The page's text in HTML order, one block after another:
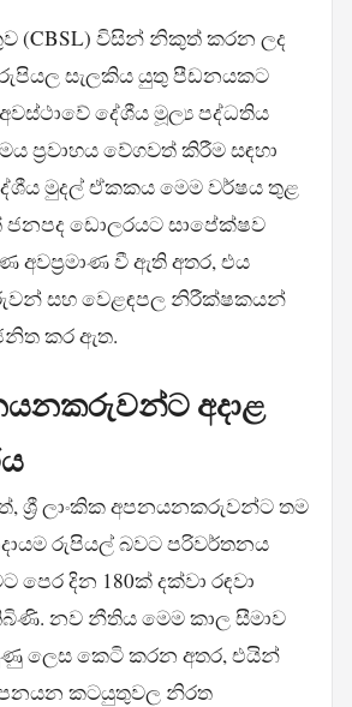
(CBSL) විසින් නිකුත් කරන ලද
සැලකිය යුතු පීඩනයකට
දේශීය මූල්‍ය පද්ධතිය
ප්‍රවාහය වේගවත් කිරීම සඳහා
මුදල් ඒකකය මෙම වර්ෂය තුළ
ජනපද ඩොලරයට සාපේක්ෂව
අවප්‍රමාණ වී ඇති අතර, එය
සහ වෙළඳපල නිරීක්ෂකයන්
කර ඇත.
අදාළ
ශ්‍රී ලාංකික අපනයනකරුවන්ට තම
රුපියල් බවට පරිවර්තනය
පෙර දින 180ක් දක්වා රඳවා
නව නීතිය මෙම කාල සීමාව
ලෙස කෙටි කරන අතර, එයින්
කටයුතුවල නිරත